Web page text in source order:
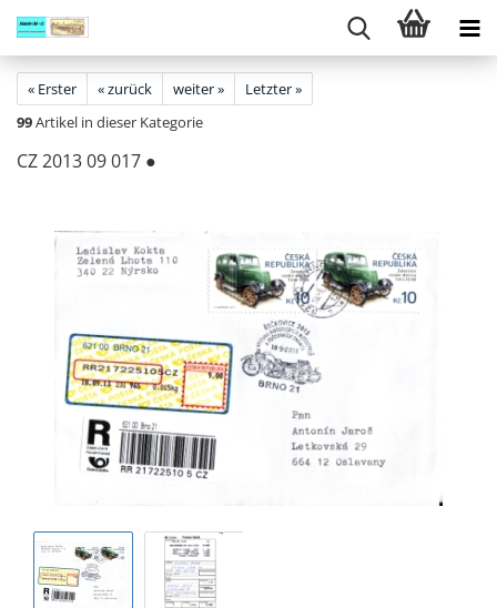
« Erster « zurück weiter »
Letzter »
99Artikel in dieser Kategorie
CZ 2013 09 017 ●